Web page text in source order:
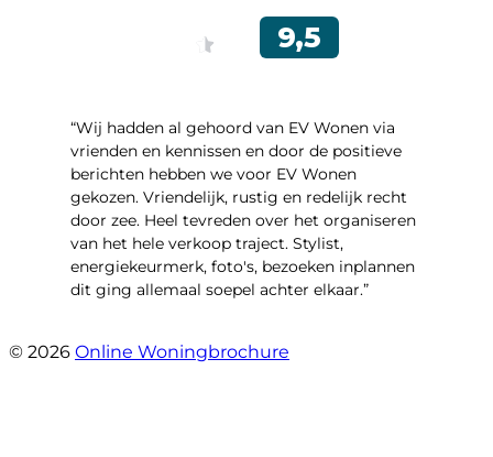
“Wij hadden al gehoord van EV Wonen via
vrienden en kennissen en door de positieve
berichten hebben we voor EV Wonen
gekozen. Vriendelijk, rustig en redelijk recht
door zee. Heel tevreden over het organiseren
van het hele verkoop traject. Stylist,
energiekeurmerk, foto's, bezoeken inplannen
dit ging allemaal soepel achter elkaar.”
© 2026 Online Woningbrochure